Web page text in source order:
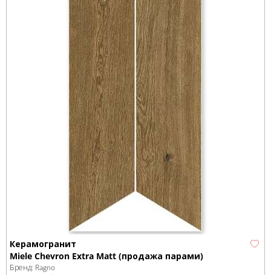
Керамогранит
Miele Chevron Extra Matt (продажа парами)
Бренд: Ragno